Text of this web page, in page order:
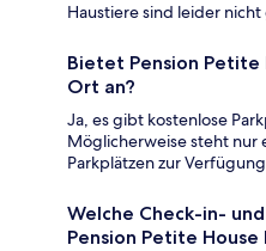
Haustiere sind leider
Bietet Pension Petite
Ort an?
Ja, es gibt kostenlose
Möglicherweise steht nur
Parkplätzen zur
Welche Check-in-
Pension Petite House